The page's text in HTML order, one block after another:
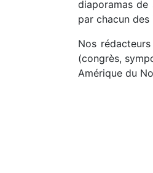
diaporamas de
par chacun des
Nos
(congrès,
Amérique du